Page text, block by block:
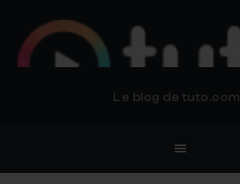
Le blog de tuto.com